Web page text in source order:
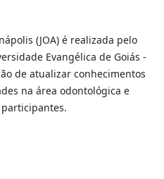
(JOA) é realizada pelo
Evangélica de Goiás -
de atualizar conhecimentos
na área odontológica e